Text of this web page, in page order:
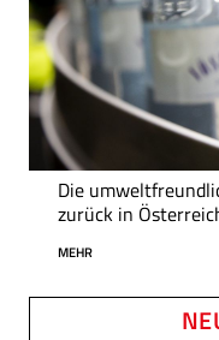
Die
zurück in
MEHR